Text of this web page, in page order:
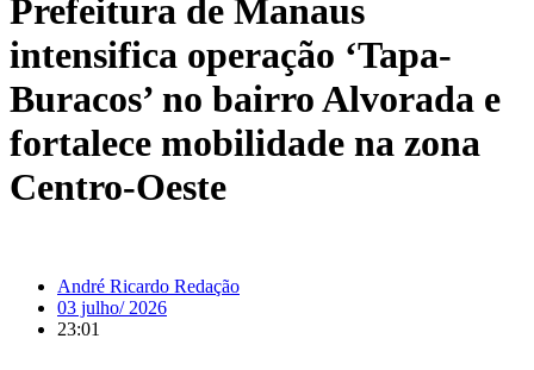
Prefeitura de Manaus
intensifica operação ‘Tapa-
Buracos’ no bairro Alvorada e
fortalece mobilidade na zona
Centro-Oeste
André Ricardo Redação
03 julho/ 2026
23:01